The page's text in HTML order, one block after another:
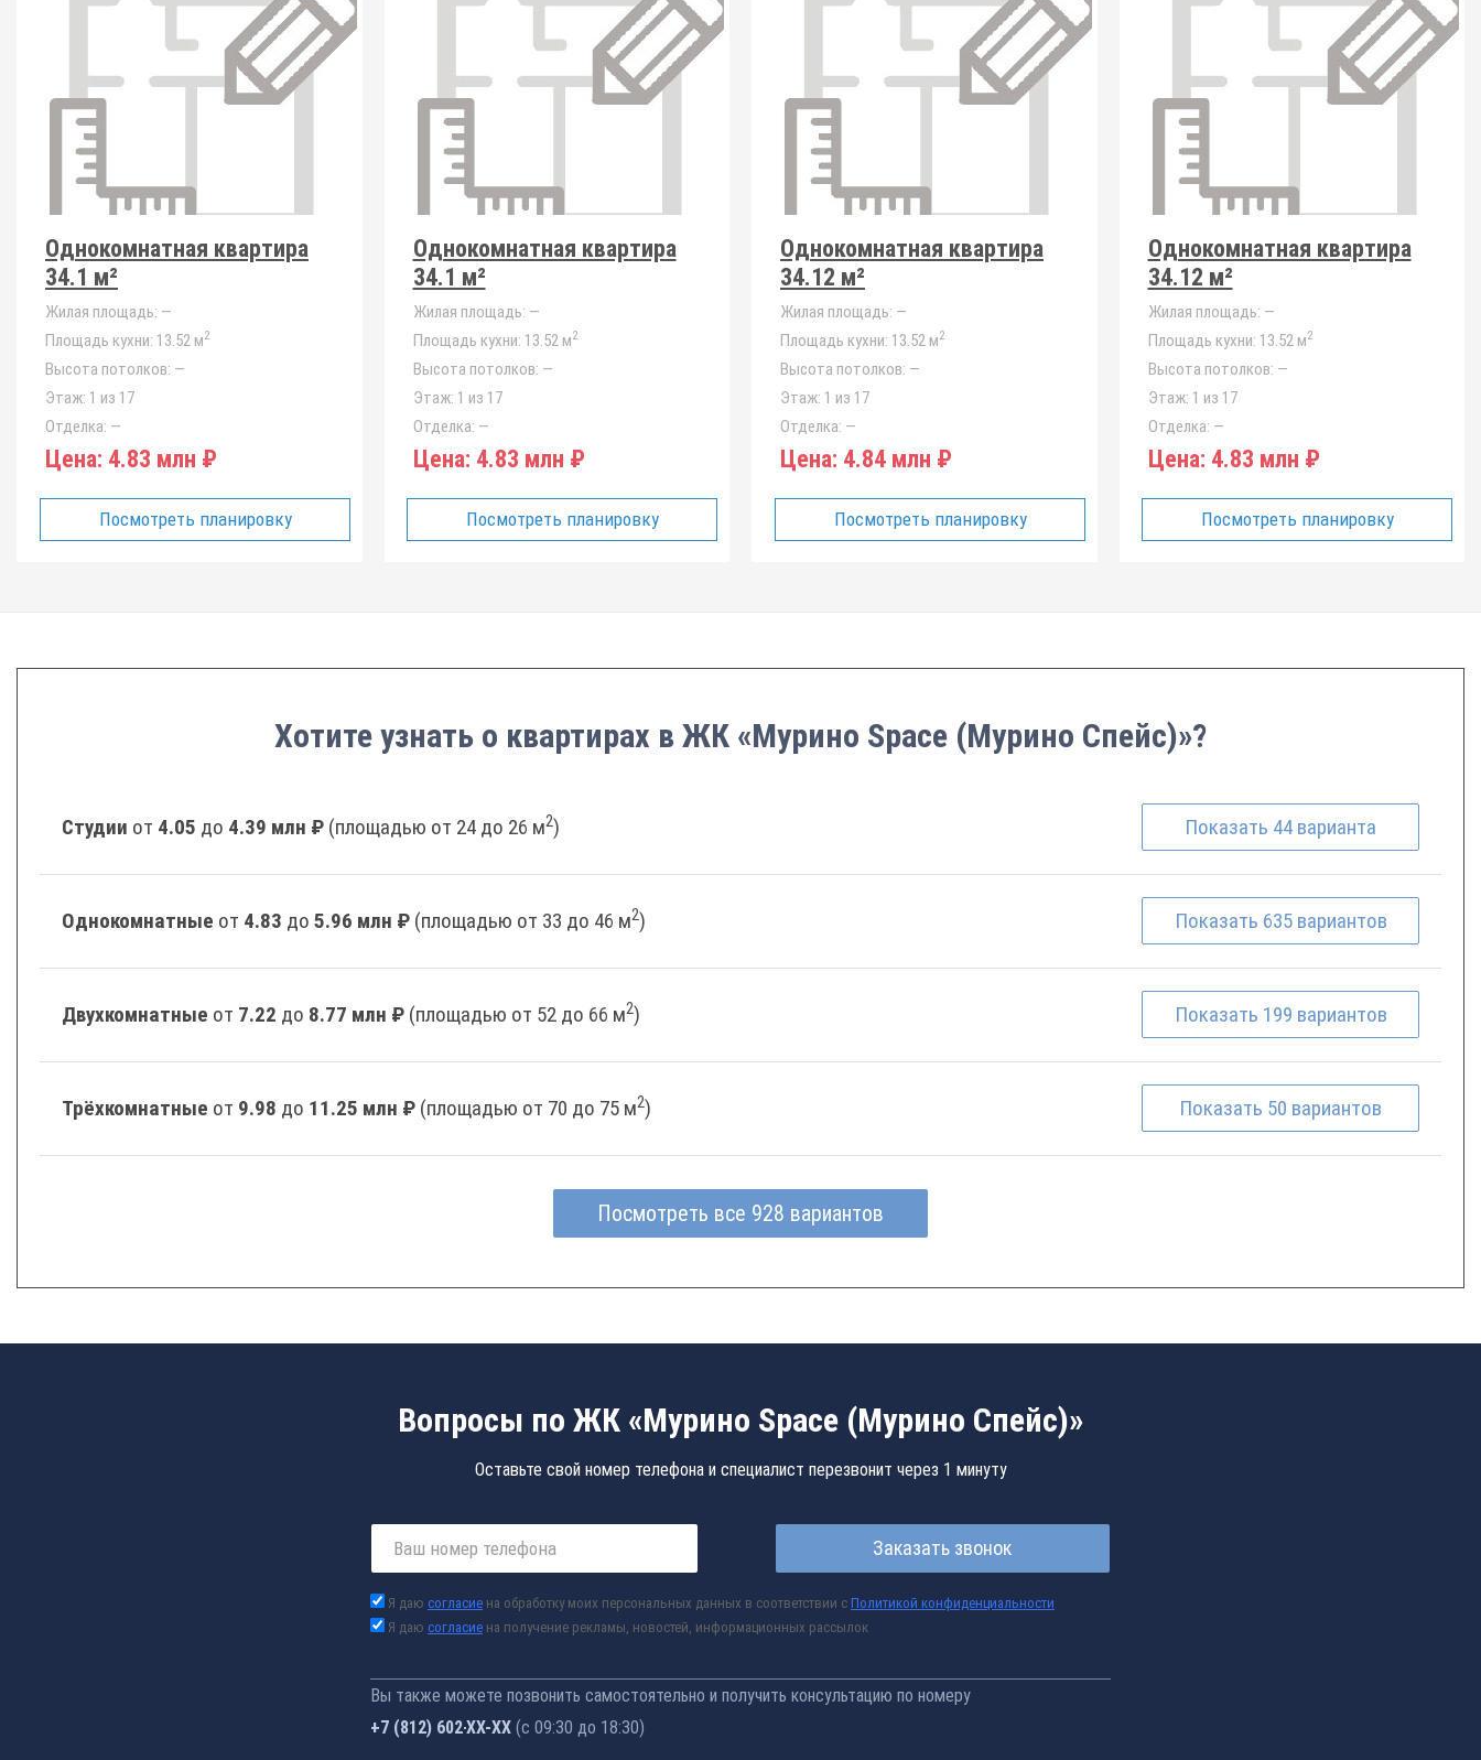
Однокомнатная квартира
34.1 м²
Жилая площадь: —
Площадь кухни: 13.52 м2
Высота потолков: —
Этаж: 1 из 17
Отделка: —
Цена: 4.83 млн ₽
Посмотреть планировку
Однокомнатная квартира
34.1 м²
Жилая площадь: —
Площадь кухни: 13.52 м2
Высота потолков: —
Этаж: 1 из 17
Отделка: —
Цена: 4.83 млн ₽
Посмотреть планировку
Однокомнатная квартира
34.12 м²
Жилая площадь: —
Площадь кухни: 13.52 м2
Высота потолков: —
Этаж: 1 из 17
Отделка: —
Цена: 4.84 млн ₽
Посмотреть планировку
Однокомнатная квартира
34.12 м²
Жилая площадь: —
Площадь кухни: 13.52 м2
Высота потолков: —
Этаж: 1 из 17
Отделка: —
Цена: 4.83 млн ₽
Посмотреть планировку
Хотите узнать о квартирах в ЖК «Мурино Space (Мурино Спейс)»?
Студии от 4.05 до 4.39 млн ₽ (площадью от 24 до 26 м2) Показать 44 варианта
Однокомнатные от 4.83 до 5.96 млн ₽ (площадью от 33 до 46 м2) Показать 635 вариантов
Двухкомнатные от 7.22 до 8.77 млн ₽ (площадью от 52 до 66 м2) Показать 199 вариантов
Трёхкомнатные от 9.98 до 11.25 млн ₽ (площадью от 70 до 75 м2) Показать 50 вариантов
Посмотреть все 928 вариантов
Вопросы по ЖК «Мурино Space (Мурино Спейс)»
Оставьте свой номер телефона и специалист перезвонит через 1 минуту
Заказать звонок
Я даю согласие на обработку моих персональных данных в соответствии с Политикой конфиденциальности
Я даю согласие на получение рекламы, новостей, информационных рассылок
Вы также можете позвонить самостоятельно и получить консультацию по номеру
+7 (812) 602-44-77 (с 09:30 до 18:30)